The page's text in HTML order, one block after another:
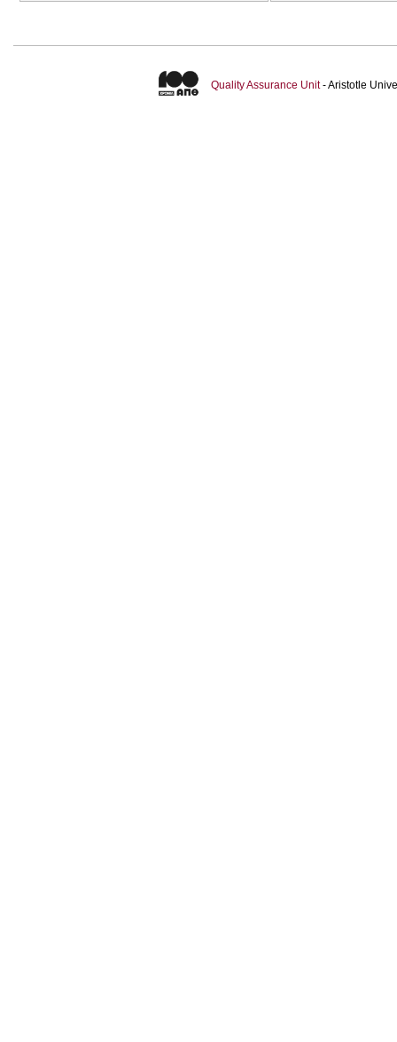
Quality Assurance Unit- Aristotle